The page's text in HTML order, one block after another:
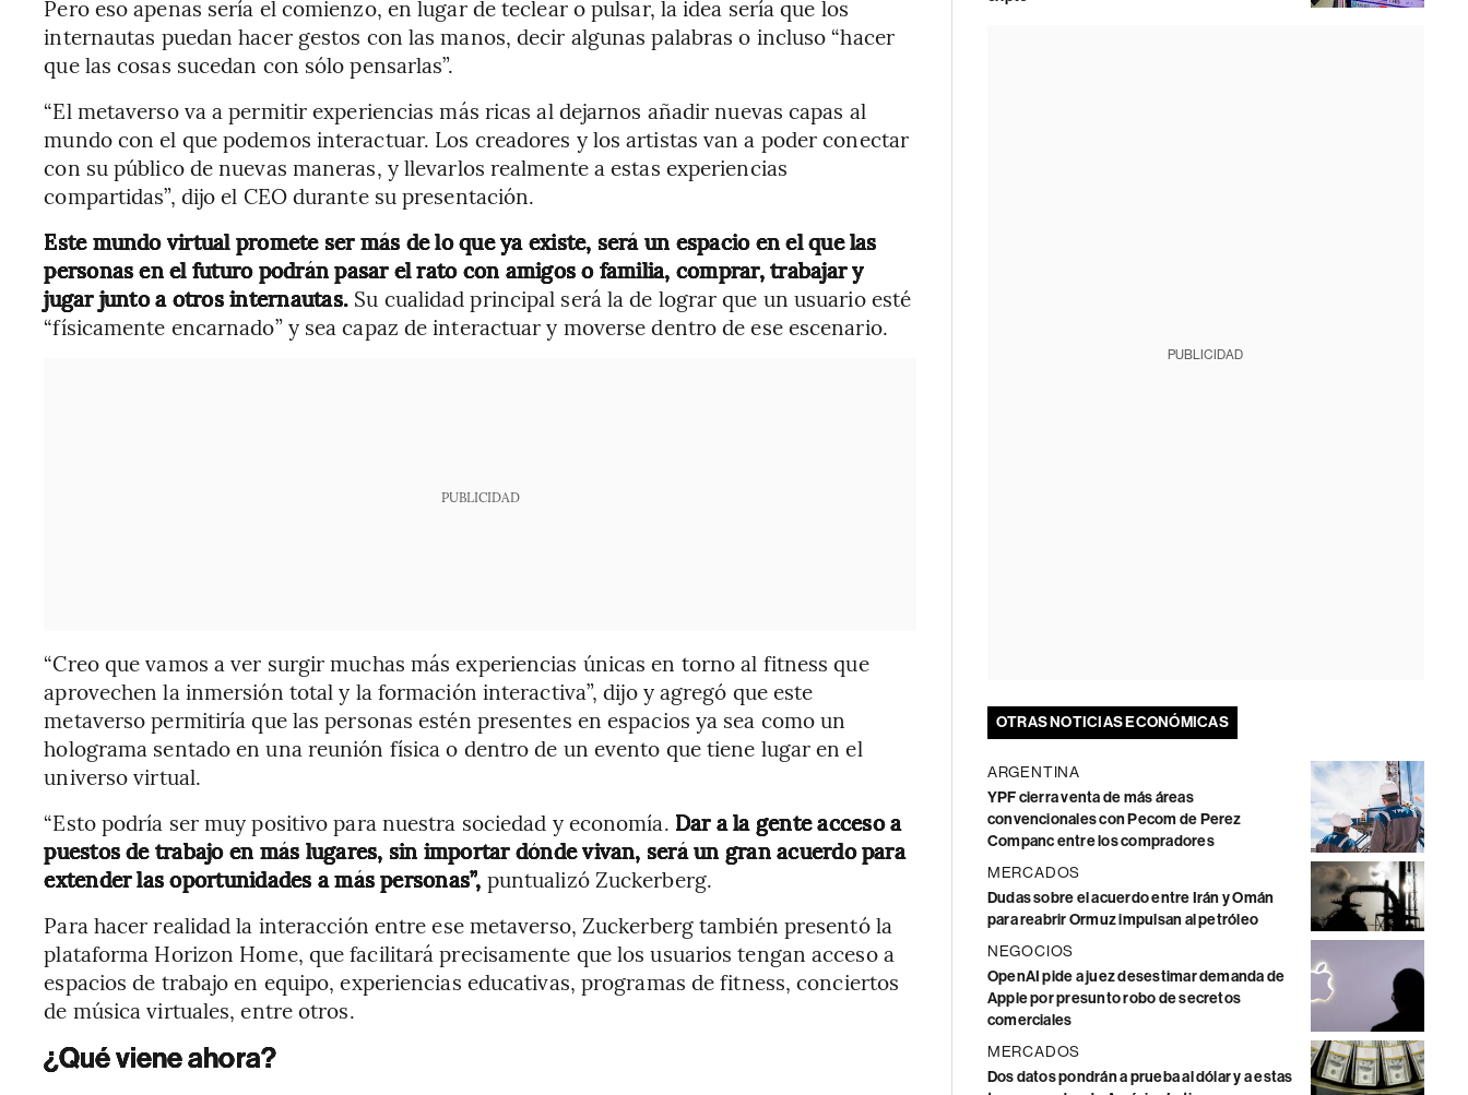
Pero eso apenas sería el comienzo, en lugar de teclear o pulsar, la idea sería que los
internautas puedan hacer gestos con las manos, decir algunas palabras o incluso “hacer
que las cosas sucedan con sólo pensarlas”.
“El metaverso va a permitir experiencias más ricas al dejarnos añadir nuevas capas al
mundo con el que podemos interactuar. Los creadores y los artistas van a poder conectar
con su público de nuevas maneras, y llevarlos realmente a estas experiencias
compartidas”, dijo el CEO durante su presentación.
Este mundo virtual promete ser más de lo que ya existe, será un espacio en el que las
personas en el futuro podrán pasar el rato con amigos o familia, comprar, trabajar y
jugar junto a otros internautas. Su cualidad principal será la de lograr que un usuario esté
“físicamente encarnado” y sea capaz de interactuar y moverse dentro de ese escenario.
PUBLICIDAD
“Creo que vamos a ver surgir muchas más experiencias únicas en torno al fitness que
aprovechen la inmersión total y la formación interactiva”, dijo y agregó que este
metaverso permitiría que las personas estén presentes en espacios ya sea como un
holograma sentado en una reunión física o dentro de un evento que tiene lugar en el
universo virtual.
“Esto podría ser muy positivo para nuestra sociedad y economía. Dar a la gente acceso a
puestos de trabajo en más lugares, sin importar dónde vivan, será un gran acuerdo para
extender las oportunidades a más personas”, puntualizó Zuckerberg.
Para hacer realidad la interacción entre ese metaverso, Zuckerberg también presentó la
plataforma Horizon Home, que facilitará precisamente que los usuarios tengan acceso a
espacios de trabajo en equipo, experiencias educativas, programas de fitness, conciertos
de música virtuales, entre otros.
¿Qué viene ahora?
PUBLICIDAD
OTRAS NOTICIAS ECONÓMICAS
ARGENTINA
YPF cierra venta de más áreas
convencionales con Pecom de Perez
Companc entre los compradores
MERCADOS
Dudas sobre el acuerdo entre Irán y Omán
para reabrir Ormuz impulsan al petróleo
NEGOCIOS
OpenAI pide a juez desestimar demanda de
Apple por presunto robo de secretos
comerciales
MERCADOS
Dos datos pondrán a prueba al dólar y a estas